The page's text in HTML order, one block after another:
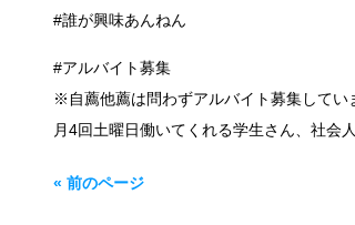
#誰が興味あんねん
#アルバイト募集
※自薦他薦は問わずアルバイト募集してい
月4回土曜日働いてくれる学生さん、社会
« 前のページ